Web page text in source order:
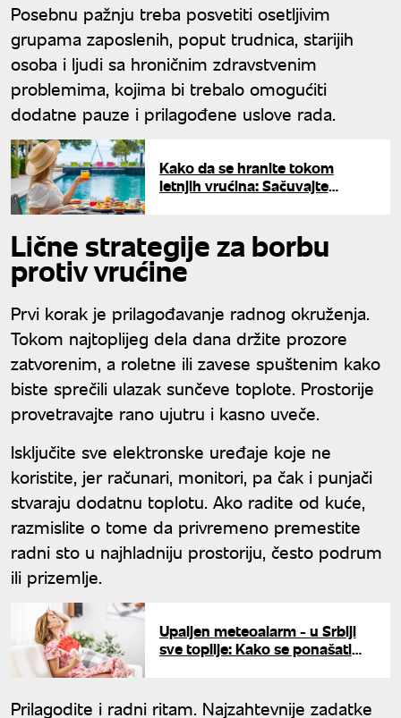
Posebnu pažnju treba posvetiti osetljivim
grupama zaposlenih, poput trudnica, starijih
osoba i ljudi sa hroničnim zdravstvenim
problemima, kojima bi trebalo omogućiti
dodatne pauze i prilagođene uslove rada.
Kako da se hranite tokom
letnjih vrućina: Sačuvajte
Lične strategije za borbu
protiv vrućine
Prvi korak je prilagođavanje radnog okruženja.
Tokom najtoplijeg dela dana držite prozore
zatvorenim, a roletne ili zavese spuštenim kako
biste sprečili ulazak sunčeve toplote. Prostorije
provetravajte rano ujutru i kasno uveče.
Isključite sve elektronske uređaje koje ne
koristite, jer računari, monitori, pa čak i punjači
stvaraju dodatnu toplotu. Ako radite od kuće,
razmislite o tome da privremeno premestite
radni sto u najhladniju prostoriju, često podrum
ili prizemlje.
Upaljen meteoalarm - u Srbiji
sve toplije: Kako se ponašati
Prilagodite i radni ritam. Najzahtevnije zadatke